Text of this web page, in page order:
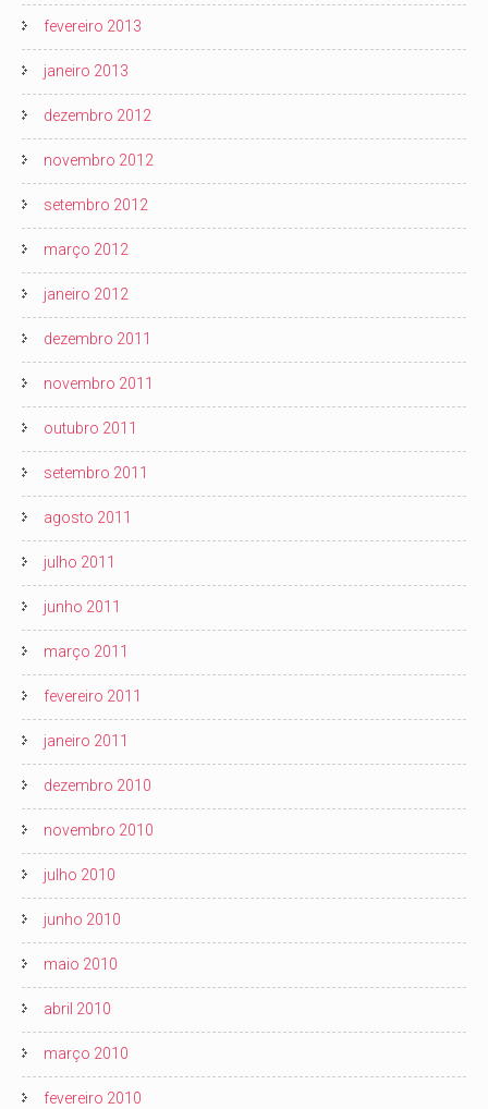
fevereiro 2013
janeiro 2013
dezembro 2012
novembro 2012
setembro 2012
março 2012
janeiro 2012
dezembro 2011
novembro 2011
outubro 2011
setembro 2011
agosto 2011
julho 2011
junho 2011
março 2011
fevereiro 2011
janeiro 2011
dezembro 2010
novembro 2010
julho 2010
junho 2010
maio 2010
abril 2010
março 2010
fevereiro 2010